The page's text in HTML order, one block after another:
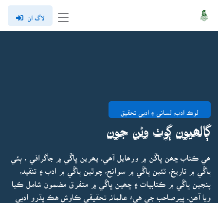
لاگ ان
لوڪ ادب، لساني ۽ ادبي تحقيق
ڳالھيون ڳوٺ وڻن جون
ھي ڪتاب ڇھن ڀاڱن ۾ ورھايل آھي. پھرين ڀاڱي ۾ جاگرافي ، ٻئي
ڀاڱي ۾ تاريخ، ٽئين ڀاڱي ۾ سوانح، چوٿين ڀاڱي ۾ ادب ۽ تنقيد،
پنجين ڀاڱي ۾ ڪتابيات ۽ ڇھين ڀاڱي ۾ متفرق مضمون شامل ڪيا
ويا آھن. پيرصاحب جي هيءَ عالمانہ تحقيقي ڪاوش هڪ پڌرو ادبي